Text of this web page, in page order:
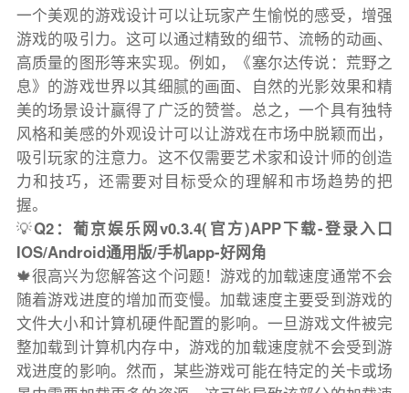
一个美观的游戏设计可以让玩家产生愉悦的感受，增强
游戏的吸引力。这可以通过精致的细节、流畅的动画、
高质量的图形等来实现。例如，《塞尔达传说：荒野之
息》的游戏世界以其细腻的画面、自然的光影效果和精
美的场景设计赢得了广泛的赞誉。总之，一个具有独特
风格和美感的外观设计可以让游戏在市场中脱颖而出，
吸引玩家的注意力。这不仅需要艺术家和设计师的创造
力和技巧，还需要对目标受众的理解和市场趋势的把
握。
💡Q2：葡京娱乐网v0.3.4(官方)APP下载-登录入口
IOS/Android通用版/手机app-好网角
🍁很高兴为您解答这个问题！游戏的加载速度通常不会
随着游戏进度的增加而变慢。加载速度主要受到游戏的
文件大小和计算机硬件配置的影响。一旦游戏文件被完
整加载到计算机内存中，游戏的加载速度就不会受到游
戏进度的影响。然而，某些游戏可能在特定的关卡或场